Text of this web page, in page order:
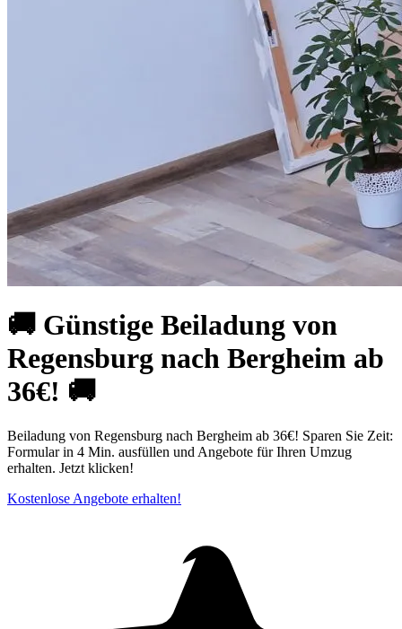
🚚 Günstige Beiladung von
Regensburg nach Bergheim ab
36€! 🚚
Beiladung von Regensburg nach Bergheim ab 36€! Sparen Sie Zeit:
Formular in 4 Min. ausfüllen und Angebote für Ihren Umzug
erhalten. Jetzt klicken!
Kostenlose Angebote erhalten!